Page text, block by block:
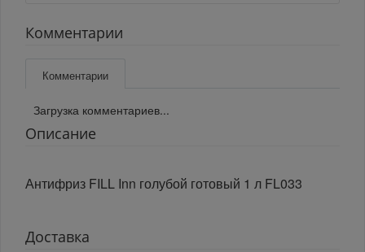
Комментарии
Комментарии
Загрузка комментариев...
Описание
Антифриз FILL Inn голубой готовый 1 л FL033
Доставка